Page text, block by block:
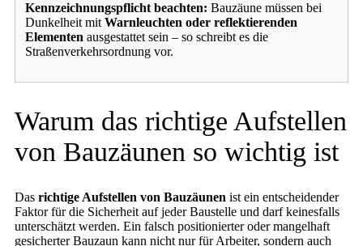
Kennzeichnungspflicht beachten: Bauzäune müssen bei
Dunkelheit mit Warnleuchten oder reflektierenden
Elementen ausgestattet sein – so schreibt es die
Straßenverkehrsordnung vor.
Warum das richtige Aufstellen
von Bauzäunen so wichtig ist
Das richtige Aufstellen von Bauzäunen ist ein entscheidender
Faktor für die Sicherheit auf jeder Baustelle und darf keinesfalls
unterschätzt werden. Ein falsch positionierter oder mangelhaft
gesicherter Bauzaun kann nicht nur für Arbeiter, sondern auch